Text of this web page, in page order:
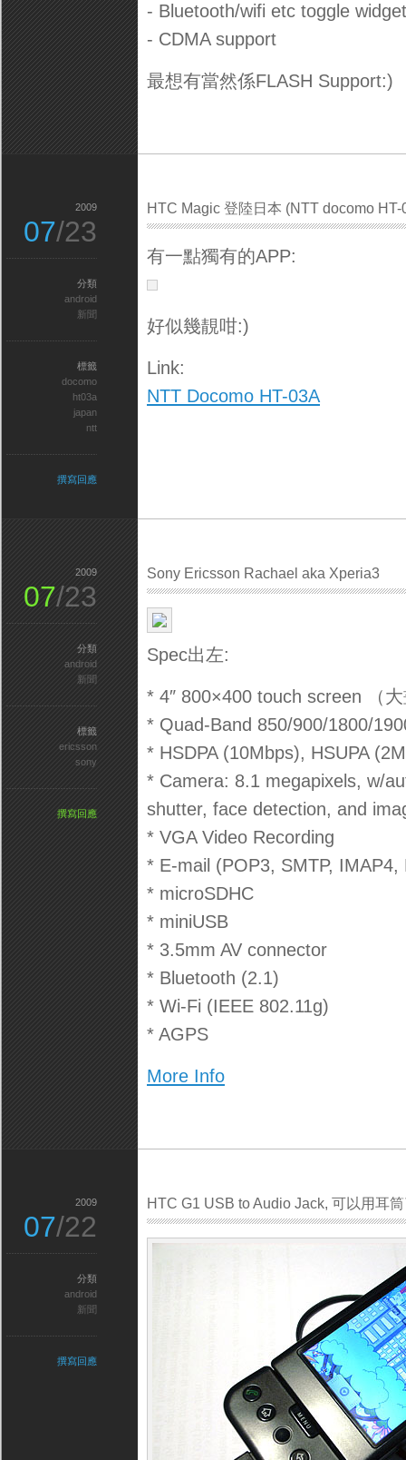
- Bluetooth/wifi etc toggle
- CDMA support
最想有當然係FLASH Support:)
HTC Magic 登陸日本 (NTT docomo HT-
有一點獨有的APP:
好似幾靚咁:)
Link:
NTT Docomo HT-03A
2009
07/23
分類
android
新聞
標籤
docomo
ht03a
japan
ntt
撰寫回應
Sony Ericsson Rachael aka Xperia3
Spec出左:
* 4″ 800×400 touch screen （
* Quad-Band 850/900/1800/
* HSDPA (10Mbps), HSUPA
* Camera: 8.1 megapixels, w/
shutter, face detection, and
* VGA Video Recording
* E-mail (POP3, SMTP, IMAP4,
* microSDHC
* miniUSB
* 3.5mm AV connector
* Bluetooth (2.1)
* Wi-Fi (IEEE 802.11g)
* AGPS
More Info
2009
07/23
分類
android
新聞
標籤
ericsson
sony
撰寫回應
HTC G1 USB to Audio Jack, 可以用耳
2009
07/22
分類
android
新聞
撰寫回應